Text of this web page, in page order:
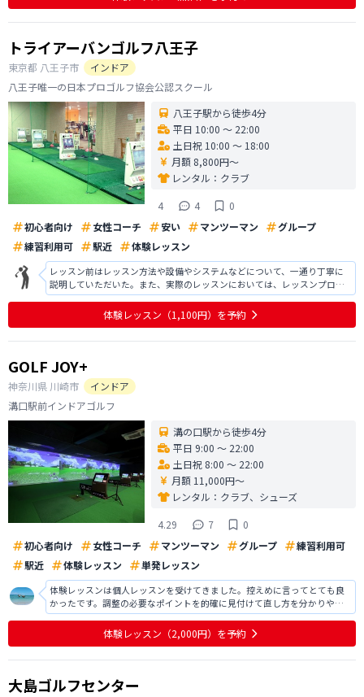
も気さくな感じで好印象を持
トライアーバンゴルフ八王子
東京都 八王子市
インドア
八王子唯一の日本プロゴルフ協会公認スクール
八王子駅から徒歩4分
平日 10:00 〜 22:00
土日祝 10:00 〜 18:00
月額 8,800円〜
レンタル： クラブ
4
4
0
初心者向け
女性コーチ 安い マンツーマン
グループ
練習利用可
駅近 体験レッスン
レッスン前はレッスン方法や設備やシステムなどについて、一通り丁寧に
説明していただいた。また、実際のレッスンにおいては、レッスンプロの
人がわかりやすい説明をしてくれた。はじめに教わりたいことを聞いてい
ただき、アイアンの打ち方を質問したところ、シンプルかつ要点を話して
くださった。質問もしやすく、雰囲気が
体験レッスン （1,100円） を予約
GOLF JOY+
神奈川県 川崎市
インドア
溝口駅前インドアゴルフ
溝の口駅から徒歩4分
平日 9:00 〜 22:00
土日祝 8:00 〜 22:00
月額 11,000円〜
レンタル： クラブ、シューズ
4.29
7
0
初心者向け
女性コーチ マンツーマン グループ
練習利用可
駅近
体験レッスン 単発レッスン
体験レッスンは個人レッスンを受けてきました。控えめに言ってとても良
かったです。調整の必要なポイントを的確に見付けて直し方を分かりやす
く教えてくれます。 (レッスンプロは4名インストラクターは1名在籍との事
で自分に合うプロに当たっただけかもですが) グループレッスンがメインだ
ったので料金と回数が自分に
体験レッスン （2,000円） を予約
大島ゴルフセンター